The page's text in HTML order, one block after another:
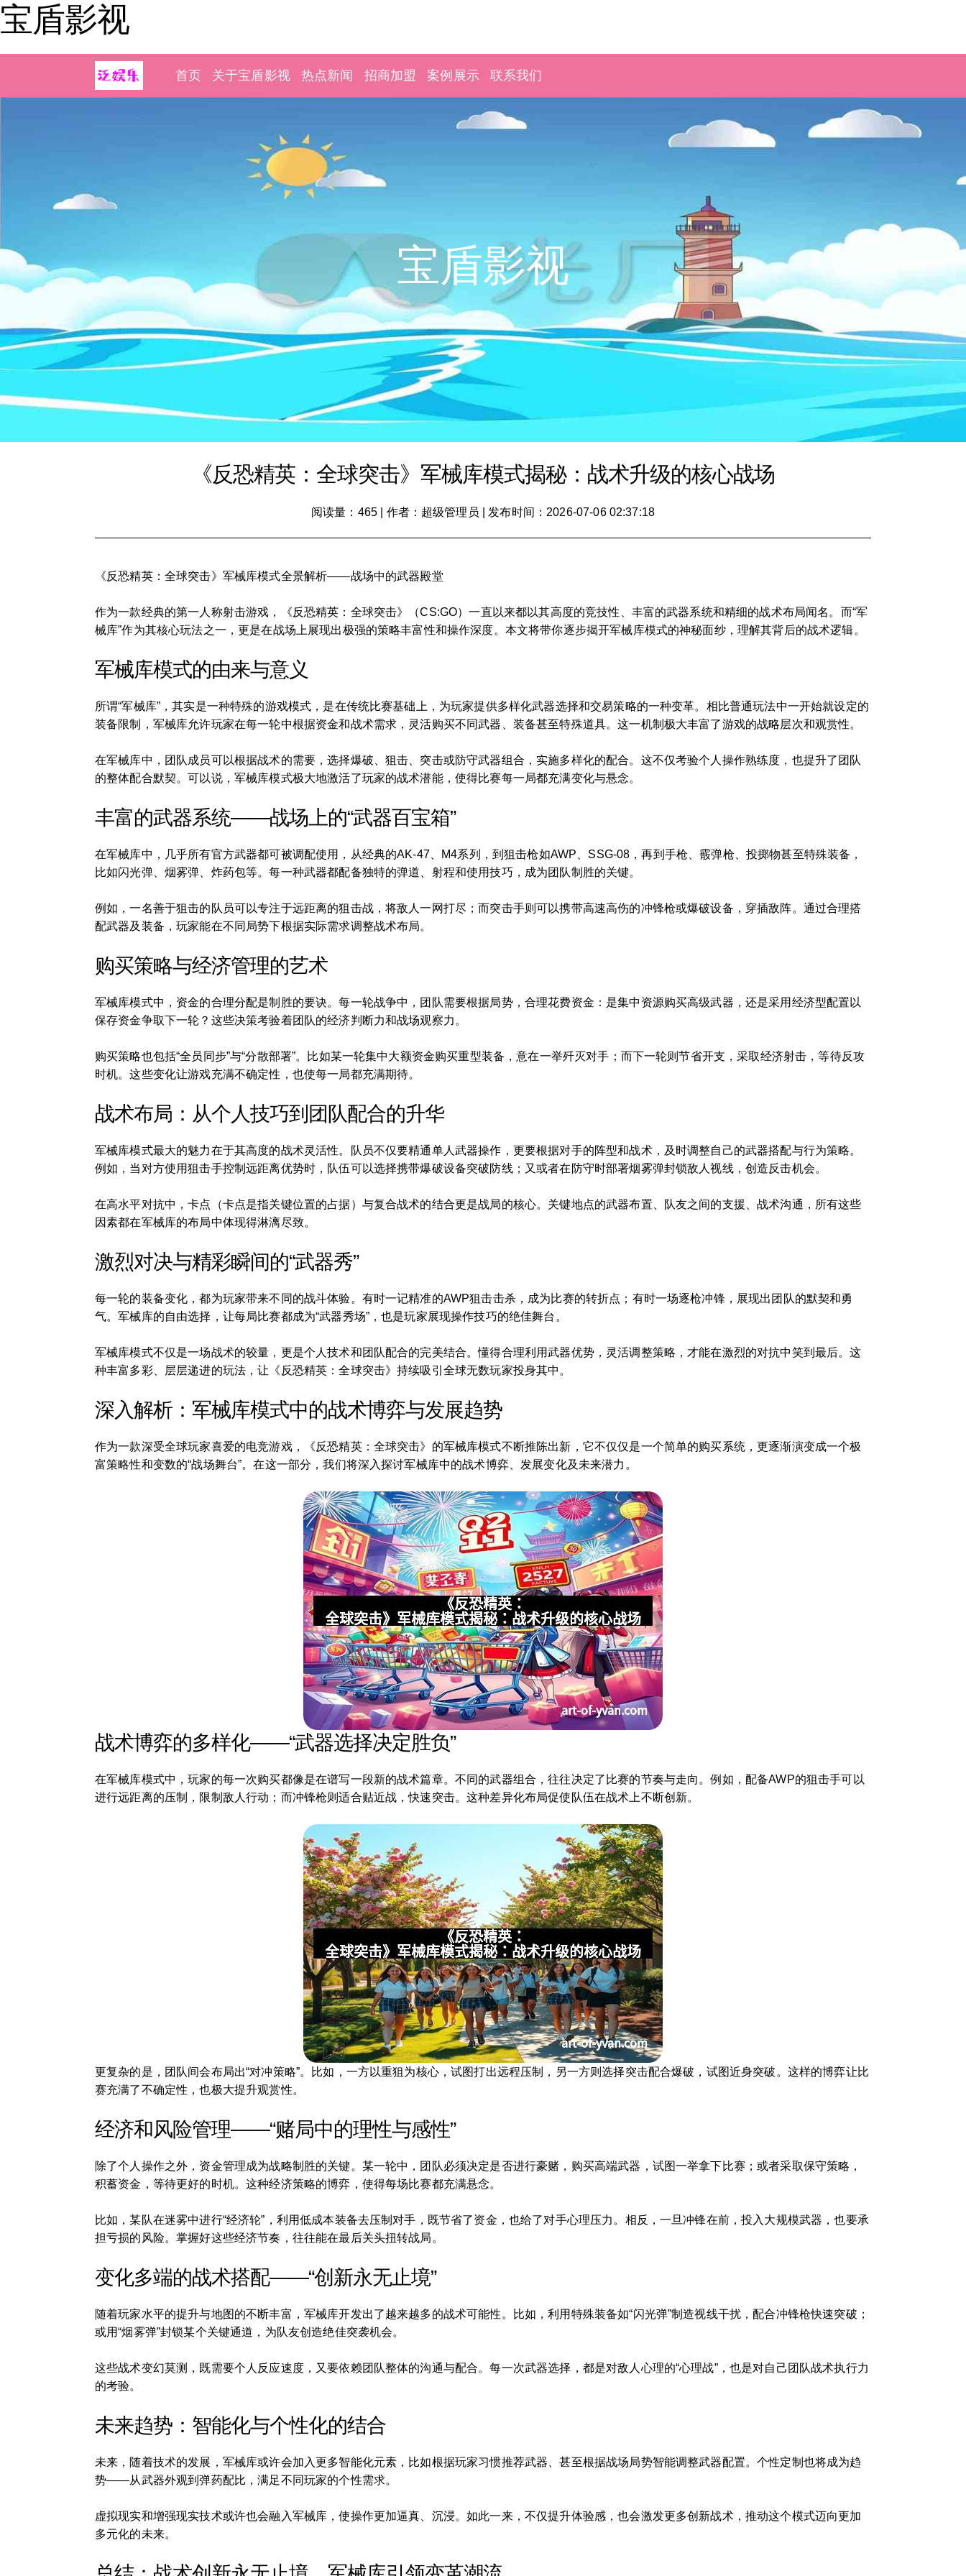
宝盾影视
首页 关于宝盾影视 热点新闻 招商加盟 案例展示 联系我们
宝盾影视
《反恐精英：全球突击》军械库模式揭秘：战术升级的核心战场
阅读量：465 作者：超级管理员 发布时间：2026-07-06 02:37:18
《反恐精英：全球突击》军械库模式全景解析——战场中的武器殿堂
作为一款经典的第一人称射击游戏，《反恐精英：全球突击》（CS:GO）一直以来都以其高度的竞技性、丰富的武器系统和精细的战术布局闻名。而“军
械库”作为其核心玩法之一，更是在战场上展现出极强的策略丰富性和操作深度。本文将带你逐步揭开军械库模式的神秘面纱，理解其背后的战术逻辑。
军械库模式的由来与意义
所谓“军械库”，其实是一种特殊的游戏模式，是在传统比赛基础上，为玩家提供多样化武器选择和交易策略的一种变革。相比普通玩法中一开始就设定的
装备限制，军械库允许玩家在每一轮中根据资金和战术需求，灵活购买不同武器、装备甚至特殊道具。这一机制极大丰富了游戏的战略层次和观赏性。
在军械库中，团队成员可以根据战术的需要，选择爆破、狙击、突击或防守武器组合，实施多样化的配合。这不仅考验个人操作熟练度，也提升了团队
的整体配合默契。可以说，军械库模式极大地激活了玩家的战术潜能，使得比赛每一局都充满变化与悬念。
丰富的武器系统——战场上的“武器百宝箱”
在军械库中，几乎所有官方武器都可被调配使用，从经典的AK-47、M4系列，到狙击枪如AWP、SSG-08，再到手枪、霰弹枪、投掷物甚至特殊装备，
比如闪光弹、烟雾弹、炸药包等。每一种武器都配备独特的弹道、射程和使用技巧，成为团队制胜的关键。
例如，一名善于狙击的队员可以专注于远距离的狙击战，将敌人一网打尽；而突击手则可以携带高速高伤的冲锋枪或爆破设备，穿插敌阵。通过合理搭
配武器及装备，玩家能在不同局势下根据实际需求调整战术布局。
购买策略与经济管理的艺术
军械库模式中，资金的合理分配是制胜的要诀。每一轮战争中，团队需要根据局势，合理花费资金：是集中资源购买高级武器，还是采用经济型配置以
保存资金争取下一轮？这些决策考验着团队的经济判断力和战场观察力。
购买策略也包括“全员同步”与“分散部署”。比如某一轮集中大额资金购买重型装备，意在一举歼灭对手；而下一轮则节省开支，采取经济射击，等待反攻
时机。这些变化让游戏充满不确定性，也使每一局都充满期待。
战术布局：从个人技巧到团队配合的升华
军械库模式最大的魅力在于其高度的战术灵活性。队员不仅要精通单人武器操作，更要根据对手的阵型和战术，及时调整自己的武器搭配与行为策略。
例如，当对方使用狙击手控制远距离优势时，队伍可以选择携带爆破设备突破防线；又或者在防守时部署烟雾弹封锁敌人视线，创造反击机会。
在高水平对抗中，卡点（卡点是指关键位置的占据）与复合战术的结合更是战局的核心。关键地点的武器布置、队友之间的支援、战术沟通，所有这些
因素都在军械库的布局中体现得淋漓尽致。
激烈对决与精彩瞬间的“武器秀”
每一轮的装备变化，都为玩家带来不同的战斗体验。有时一记精准的AWP狙击击杀，成为比赛的转折点；有时一场逐枪冲锋，展现出团队的默契和勇
气。军械库的自由选择，让每局比赛都成为“武器秀场”，也是玩家展现操作技巧的绝佳舞台。
军械库模式不仅是一场战术的较量，更是个人技术和团队配合的完美结合。懂得合理利用武器优势，灵活调整策略，才能在激烈的对抗中笑到最后。这
种丰富多彩、层层递进的玩法，让《反恐精英：全球突击》持续吸引全球无数玩家投身其中。
深入解析：军械库模式中的战术博弈与发展趋势
作为一款深受全球玩家喜爱的电竞游戏，《反恐精英：全球突击》的军械库模式不断推陈出新，它不仅仅是一个简单的购买系统，更逐渐演变成一个极
富策略性和变数的“战场舞台”。在这一部分，我们将深入探讨军械库中的战术博弈、发展变化及未来潜力。
战术博弈的多样化——“武器选择决定胜负”
在军械库模式中，玩家的每一次购买都像是在谱写一段新的战术篇章。不同的武器组合，往往决定了比赛的节奏与走向。例如，配备AWP的狙击手可以
进行远距离的压制，限制敌人行动；而冲锋枪则适合贴近战，快速突击。这种差异化布局促使队伍在战术上不断创新。
更复杂的是，团队间会布局出“对冲策略”。比如，一方以重狙为核心，试图打出远程压制，另一方则选择突击配合爆破，试图近身突破。这样的博弈让比
赛充满了不确定性，也极大提升观赏性。
经济和风险管理——“赌局中的理性与感性”
除了个人操作之外，资金管理成为战略制胜的关键。某一轮中，团队必须决定是否进行豪赌，购买高端武器，试图一举拿下比赛；或者采取保守策略，
积蓄资金，等待更好的时机。这种经济策略的博弈，使得每场比赛都充满悬念。
比如，某队在迷雾中进行“经济轮”，利用低成本装备去压制对手，既节省了资金，也给了对手心理压力。相反，一旦冲锋在前，投入大规模武器，也要承
担亏损的风险。掌握好这些经济节奏，往往能在最后关头扭转战局。
变化多端的战术搭配——“创新永无止境”
随着玩家水平的提升与地图的不断丰富，军械库开发出了越来越多的战术可能性。比如，利用特殊装备如“闪光弹”制造视线干扰，配合冲锋枪快速突破；
或用“烟雾弹”封锁某个关键通道，为队友创造绝佳突袭机会。
这些战术变幻莫测，既需要个人反应速度，又要依赖团队整体的沟通与配合。每一次武器选择，都是对敌人心理的“心理战”，也是对自己团队战术执行力
的考验。
未来趋势：智能化与个性化的结合
未来，随着技术的发展，军械库或许会加入更多智能化元素，比如根据玩家习惯推荐武器、甚至根据战场局势智能调整武器配置。个性定制也将成为趋
势——从武器外观到弹药配比，满足不同玩家的个性需求。
虚拟现实和增强现实技术或许也会融入军械库，使操作更加逼真、沉浸。如此一来，不仅提升体验感，也会激发更多创新战术，推动这个模式迈向更加
多元化的未来。